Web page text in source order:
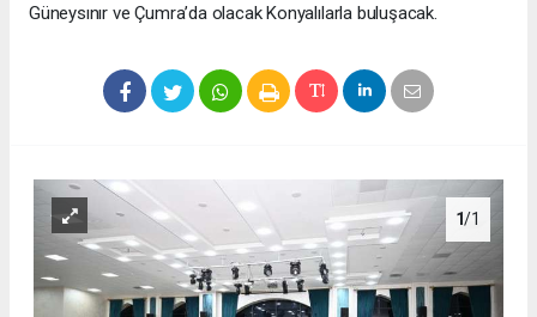
Güneysınır ve Çumra’da olacak Konyalılarla buluşacak.
1/1